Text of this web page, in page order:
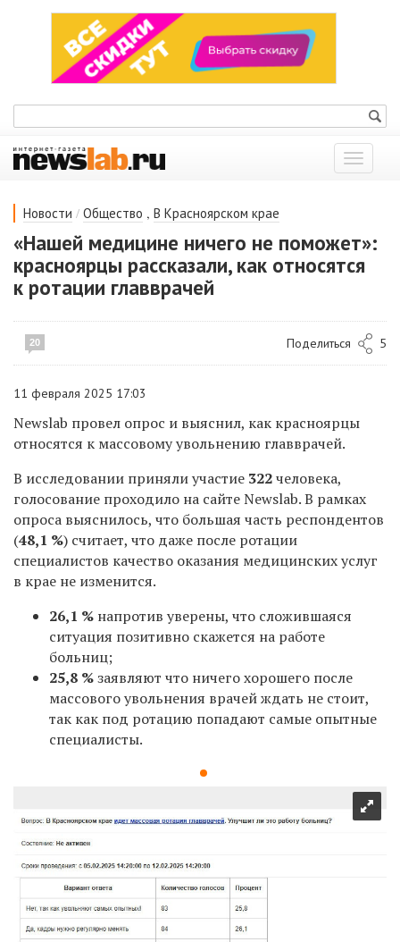
Показать
меню
Новости / Общество , В Красноярском крае
«Нашей медицине ничего не поможет»:
красноярцы рассказали, как относятся
к ротации главврачей
20 Поделиться 5
11 февраля 2025 17:03
Newslab провел опрос и выяснил, как красноярцы
относятся к массовому увольнению главврачей.
В исследовании приняли участие 322человека,
голосование проходило на сайте Newslab. В рамках
опроса выяснилось, что большая часть респондентов
(48,1 %) считает, что даже после ротации
специалистов качество оказания медицинских услуг
в крае не изменится.
26,1 % напротив уверены, что сложившаяся
ситуация позитивно скажется на работе
больниц;
25,8 %заявляют что ничего хорошего после
массового увольнения врачей ждать не стоит,
так как под ротацию попадают самые опытные
специалисты.